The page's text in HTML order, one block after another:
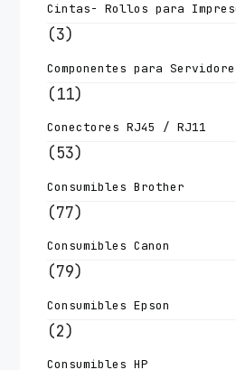
Cintas- Rollos para
(3)
Componentes para
(11)
Conectores RJ45 / RJ11
(53)
Consumibles Brother
(77)
Consumibles Canon
(79)
Consumibles Epson
(2)
Consumibles HP